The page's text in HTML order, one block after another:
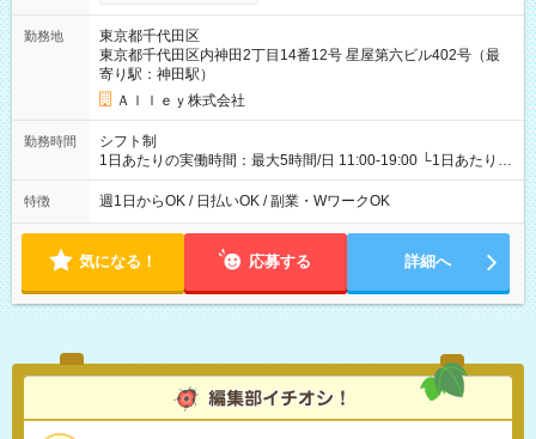
勤務地
東京都千代田区
東京都千代田区内神田2丁目14番12号 星屋第六ビル402号（最
寄り駅：神田駅）
Ａｌｌｅｙ株式会社
勤務時間
シフト制
1日あたりの実働時間：最大5時間/日 11:00-19:00 └1日あたりの
実働時間：1-5時間 └上記の時間帯内であれば、いつでも勤務可
能！ └平日・土曜日の中で、お好きな曜日でご勤務いただけま
18:00 などのように、自由な働き方が可能なお仕事です！
特徴 週1日からOK / 日払いOK / 副業・WワークOK
気になる！ 応募する 詳細へ